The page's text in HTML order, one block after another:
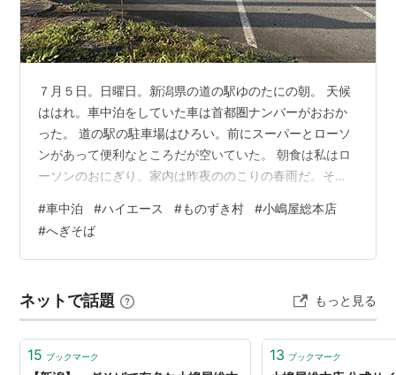
７月５日。日曜日。新潟県の道の駅ゆのたにの朝。 天候
ははれ。車中泊をしていた車は首都圏ナンバーがおおか
った。 道の駅の駐車場はひろい。前にスーパーとローソ
ンがあって便利なところだが空いていた。 朝食は私はロ
ーソンのおにぎり。家内は昨夜ののこりの春雨だ。それ
オーバーが当たり前で、そんなに高いのは買いたくな
い。 国道２５２号線で入広瀬方向にすすんだところに、
ものずき村という産直のお店があり、朝の７時から営業
っていたが、野菜や花がやすかった。 つづいて昨日もた
ちよった永林寺ちかくの関園芸にゆく。こちら…
#車中泊 #ハイエース #ものずき村 #小嶋屋総本店
#へぎそば
ネットで話題 もっと見る
15 ブックマーク 13 ブックマーク